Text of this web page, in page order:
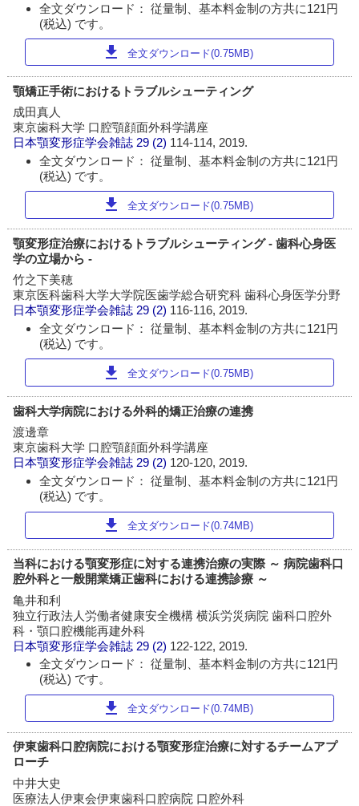
全文ダウンロード： 従量制、基本料金制の方共に121円
(税込) です。
download 全文ダウンロード(0.75MB)
顎矯正手術におけるトラブルシューティング
成田真人
東京歯科大学 口腔顎顔面外科学講座
日本顎変形症学会雑誌 29 (2) 114-114, 2019.
全文ダウンロード： 従量制、基本料金制の方共に121円
(税込) です。
download 全文ダウンロード(0.75MB)
顎変形症治療におけるトラブルシューティング - 歯科心身医
学の立場から -
竹之下美穂
東京医科歯科大学大学院医歯学総合研究科 歯科心身医学分野
日本顎変形症学会雑誌 29 (2) 116-116, 2019.
全文ダウンロード： 従量制、基本料金制の方共に121円
(税込) です。
download 全文ダウンロード(0.75MB)
歯科大学病院における外科的矯正治療の連携
渡邊章
東京歯科大学 口腔顎顔面外科学講座
日本顎変形症学会雑誌 29 (2) 120-120, 2019.
全文ダウンロード： 従量制、基本料金制の方共に121円
(税込) です。
download 全文ダウンロード(0.74MB)
当科における顎変形症に対する連携治療の実際 ～ 病院歯科口
腔外科と一般開業矯正歯科における連携診療 ～
亀井和利
独立行政法人労働者健康安全機構 横浜労災病院 歯科口腔外
科・顎口腔機能再建外科
日本顎変形症学会雑誌 29 (2) 122-122, 2019.
全文ダウンロード： 従量制、基本料金制の方共に121円
(税込) です。
download 全文ダウンロード(0.74MB)
伊東歯科口腔病院における顎変形症治療に対するチームアプ
ローチ
中井大史
医療法人伊東会伊東歯科口腔病院 口腔外科